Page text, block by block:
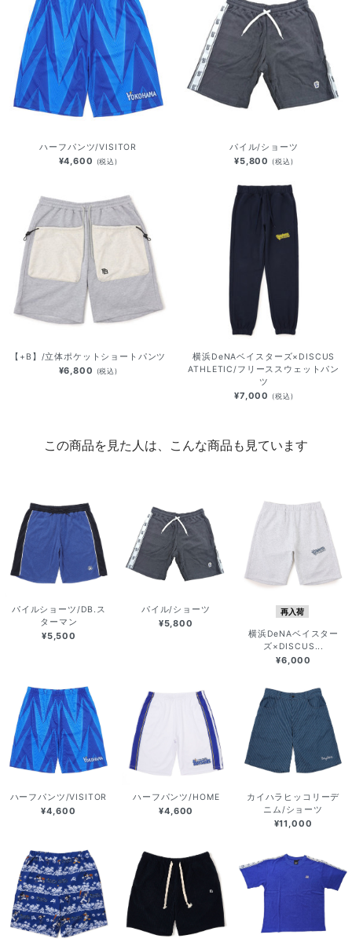
ハーフパンツ/VISITOR
¥4,600 (税込)
パイル/ショーツ
¥5,800 (税込)
【+B】/立体ポケットショートパンツ
¥6,800 (税込)
横浜DeNAベイスターズ×DISCUS
ATHLETIC/フリーススウェットパン
ツ
¥7,000 (税込)
この商品を見た人は、こんな商品も見ています
パイルショーツ/DB.ス
ターマン
¥5,500
パイル/ショーツ
¥5,800
再入荷
横浜DeNAベイスター
ズ×DISCUS...
¥6,000
ハーフパンツ/VISITOR
¥4,600
ハーフパンツ/HOME
¥4,600
カイハラヒッコリーデ
ニム/ショーツ
¥11,000